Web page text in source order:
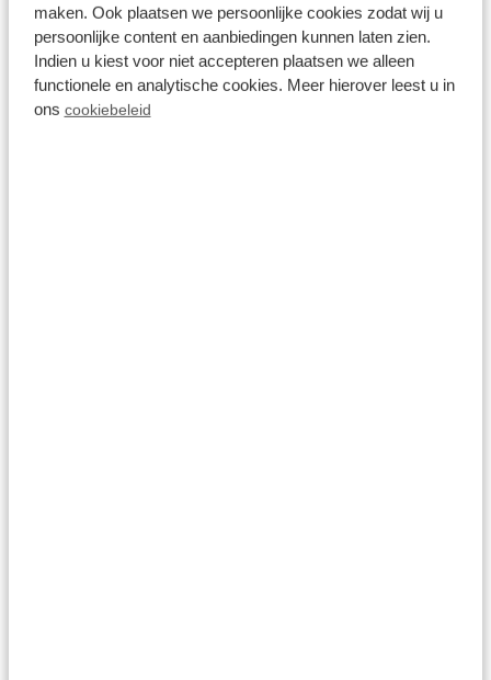
maken. Ook plaatsen we persoonlijke cookies zodat wij u
persoonlijke content en aanbiedingen kunnen laten zien.
Indien u kiest voor niet accepteren plaatsen we alleen
functionele en analytische cookies. Meer hierover leest u in
ons cookiebeleid